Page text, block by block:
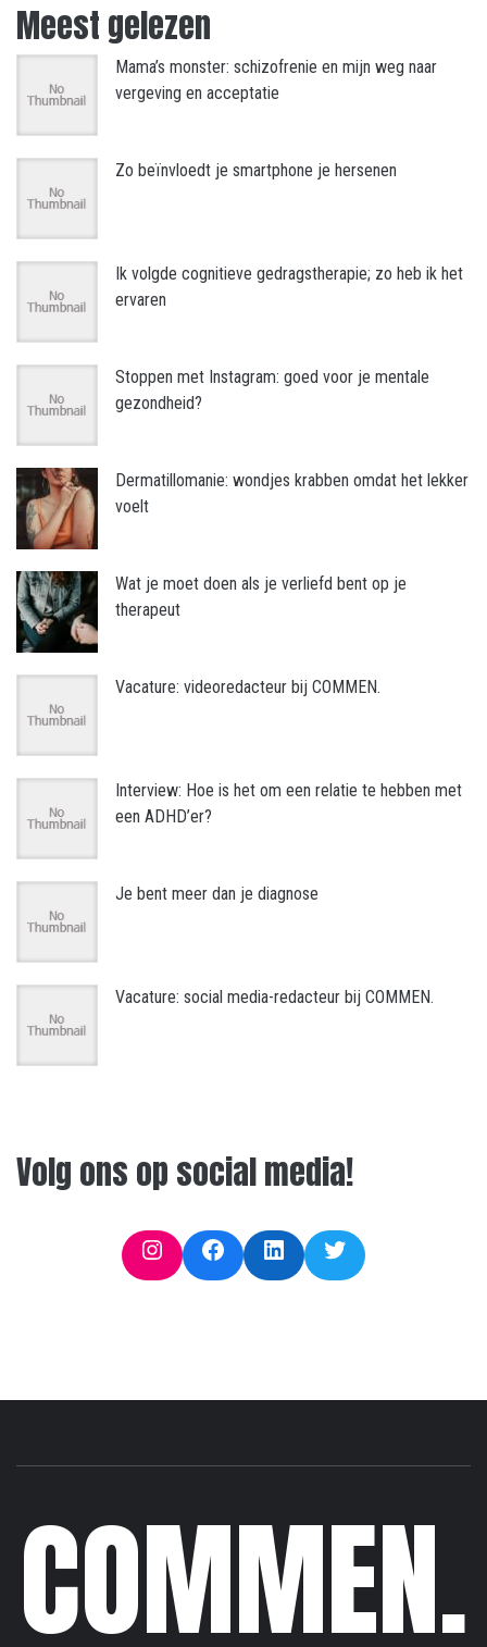
Meest gelezen
Mama’s monster: schizofrenie en mijn weg naar
vergeving en acceptatie
Zo beïnvloedt je smartphone je hersenen
Ik volgde cognitieve gedragstherapie; zo heb ik het
ervaren
Stoppen met Instagram: goed voor je mentale
gezondheid?
Dermatillomanie: wondjes krabben omdat het lekker
voelt
Wat je moet doen als je verliefd bent op je
therapeut
Vacature: videoredacteur bij COMMEN.
Interview: Hoe is het om een relatie te hebben met
een ADHD’er?
Je bent meer dan je diagnose
Vacature: social media-redacteur bij COMMEN.
Volg ons op social media!
InstagramFacebookLinkedInTwitter
COMMEN.